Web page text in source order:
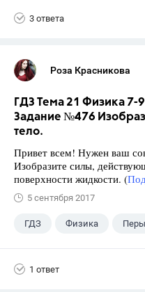
3 ответа
Роза Красникова
ГДЗ Тема 21 Физика
Задание №476
тело.
Привет всем! Нужен ваш
Изобразите силы,
поверхности жидкости. (
5 сентября 2017
ГДЗ Физика
1 ответ